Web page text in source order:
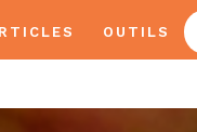
OUTILS